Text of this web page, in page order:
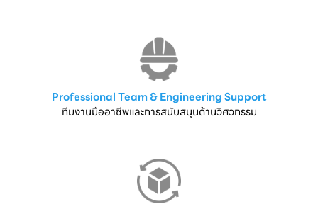
Professional Team & Engineering Support
ทีมงานมืออาชีพและการสนับสนุนด้านวิศวกรรม